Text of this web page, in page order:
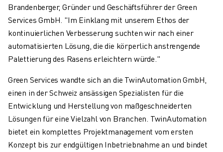
Brandenberger, Gründer und Geschäftsführer der Green
Services GmbH. "Im Einklang mit unserem Ethos der
kontinuierlichen Verbesserung suchten wir nach einer
automatisierten Lösung, die die körperlich anstrengende
Palettierung des Rasens erleichtern würde."
Green Services wandte sich an die TwinAutomation GmbH,
einen in der Schweiz ansässigen Spezialisten für die
Entwicklung und Herstellung von maßgeschneiderten
Lösungen für eine Vielzahl von Branchen. TwinAutomation
bietet ein komplettes Projektmanagement vom ersten
Konzept bis zur endgültigen Inbetriebnahme an und bindet